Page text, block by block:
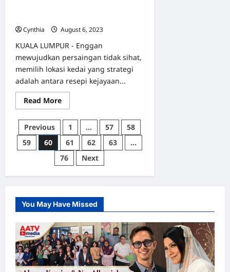
Cynthia
August 6, 2023
KUALA LUMPUR - Enggan
mewujudkan persaingan tidak sihat,
memilih lokasi kedai yang strategi
adalah antara resepi kejayaan...
Read MoreRead
more
Tambah
cawangan
baharu,
Ali
Maju
berhasrat
lahirkan
usahawan
Posts
pagination
Previous 1 … 57
58
59
60 61 62 63
…
76
Next
You May Have Missed